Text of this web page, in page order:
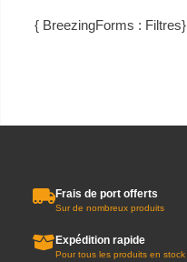
{ BreezingForms : Filtres}
Frais de port offerts
Sur de nombreux produits
Expédition rapide
Pour tous les produits en stock